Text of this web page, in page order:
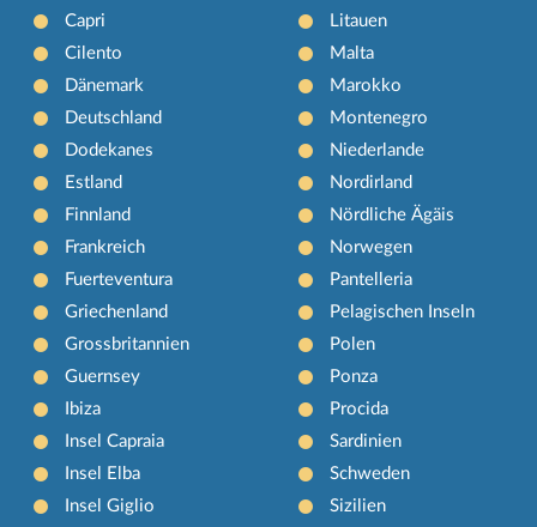
Capri
Cilento
Dänemark
Deutschland
Dodekanes
Estland
Finnland
Frankreich
Fuerteventura
Griechenland
Grossbritannien
Guernsey
Ibiza
Insel Capraia
Insel Elba
Insel Giglio
Litauen
Malta
Marokko
Montenegro
Niederlande
Nordirland
Nördliche Ägäis
Norwegen
Pantelleria
Pelagischen Inseln
Polen
Ponza
Procida
Sardinien
Schweden
Sizilien